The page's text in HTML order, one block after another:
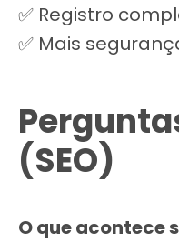
✅ Registro
✅ Mais
(SEO)
O que acontece